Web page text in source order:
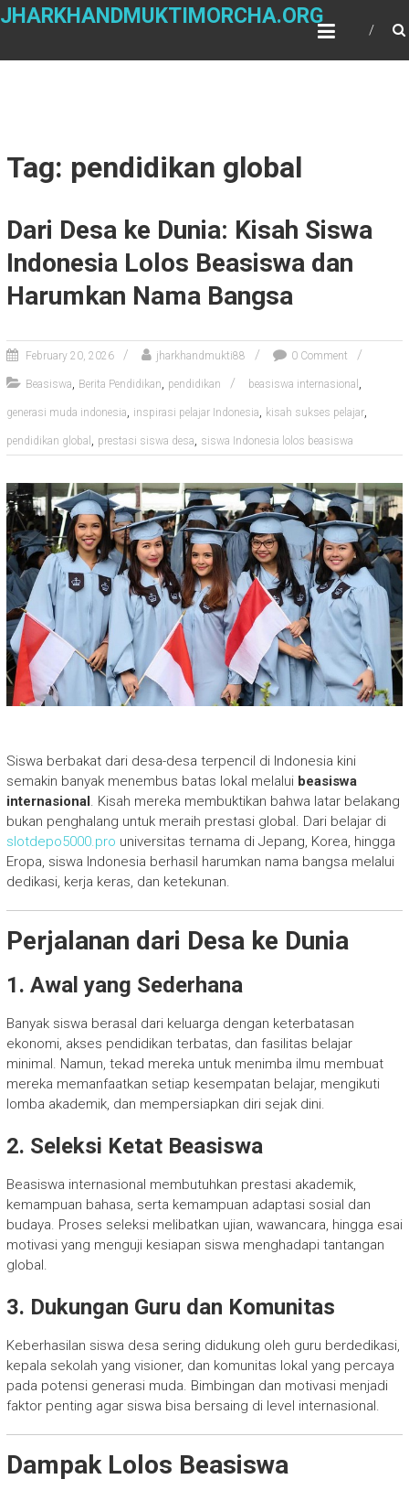
Skip
JHARKHANDMUKTIMORCHA.ORG
Tag: pendidikan global
Dari Desa ke Dunia: Kisah Siswa
Indonesia Lolos Beasiswa dan
Harumkan Nama Bangsa
February 20, 2026 jharkhandmukti88 0 Comment
Beasiswa, Berita Pendidikan, pendidikan beasiswa internasional ,
generasi muda indonesia, inspirasi pelajar Indonesia, kisah sukses pelajar,
pendidikan global , prestasi siswa desa, siswa Indonesia lolos beasiswa
Siswa berbakat dari desa-desa terpencil di Indonesia kini
semakin banyak menembus batas lokal melalui beasiswa
internasional. Kisah mereka membuktikan bahwa latar belakang
bukan penghalang untuk meraih prestasi global. Dari belajar di
slotdepo5000.pro universitas ternama di Jepang, Korea, hingga
Eropa, siswa Indonesia berhasil harumkan nama bangsa melalui
dedikasi, kerja keras, dan ketekunan.
Perjalanan dari Desa ke Dunia
1. Awal yang Sederhana
Banyak siswa berasal dari keluarga dengan keterbatasan
ekonomi, akses pendidikan terbatas, dan fasilitas belajar
minimal. Namun, tekad mereka untuk menimba ilmu membuat
mereka memanfaatkan setiap kesempatan belajar, mengikuti
lomba akademik, dan mempersiapkan diri sejak dini.
2. Seleksi Ketat Beasiswa
Beasiswa internasional membutuhkan prestasi akademik,
kemampuan bahasa, serta kemampuan adaptasi sosial dan
budaya. Proses seleksi melibatkan ujian, wawancara, hingga esai
motivasi yang menguji kesiapan siswa menghadapi tantangan
global.
3. Dukungan Guru dan Komunitas
Keberhasilan siswa desa sering didukung oleh guru berdedikasi,
kepala sekolah yang visioner, dan komunitas lokal yang percaya
pada potensi generasi muda. Bimbingan dan motivasi menjadi
faktor penting agar siswa bisa bersaing di level internasional.
Dampak Lolos Beasiswa